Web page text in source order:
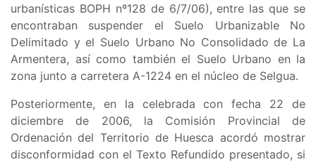
urbanísticas BOPH nº128 de 6/7/06), entre las que se
encontraban suspender el Suelo Urbanizable No
Delimitado y el Suelo Urbano No Consolidado de La
Armentera, así como también el Suelo Urbano en la
zona junto a carretera A-1224 en el núcleo de Selgua.
Posteriormente, en la celebrada con fecha 22 de
diciembre de 2006, la Comisión Provincial de
Ordenación del Territorio de Huesca acordó mostrar
disconformidad con el Texto Refundido presentado, si